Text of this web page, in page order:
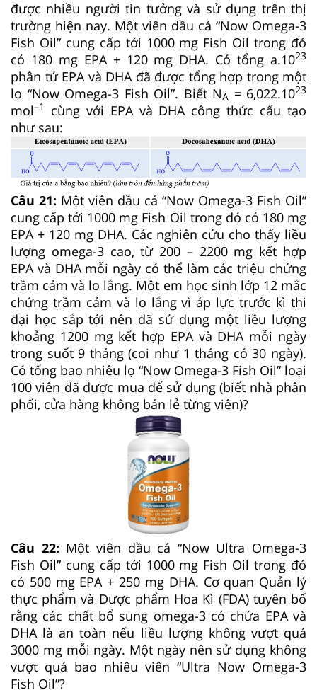
được nhiều người tin tưởng và sử dụng trên thị
trường hiện nay. Một viên dầu cá “Now Omega-3
Fish Oil” cung cấp tới 1000 mg Fish Oil trong đó
có 180 mg EPA + 120 mg DHA. Có tổng a.1023
phân tử EPA và DHA đã được tổng hợp trong một
lọ “Now Omega-3 Fish Oil”. Biết NA = 6,022.1023
mol–1
cùng với EPA và DHA công thức cấu tạo
như sau:
Câu 21: Một viên dầu cá “Now Omega-3 Fish Oil”
cung cấp tới 1000 mg Fish Oil trong đó có 180 mg
EPA + 120 mg DHA. Các nghiên cứu cho thấy liều
lượng omega-3 cao, từ 200 – 2200 mg kết hợp
EPA và DHA mỗi ngày có thể làm các triệu chứng
trầm cảm và lo lắng. Một em học sinh lớp 12 mắc
chứng trầm cảm và lo lắng vì áp lực trước kì thi
đại học sắp tới nên đã sử dụng một liều lượng
khoảng 1200 mg kết hợp EPA và DHA mỗi ngày
trong suốt 9 tháng (coi như 1 tháng có 30 ngày).
Có tổng bao nhiêu lọ “Now Omega-3 Fish Oil” loại
100 viên đã được mua để sử dụng (biết nhà phân
phối, cửa hàng không bán lẻ từng viên)?
Câu 22: Một viên dầu cá “Now Ultra Omega-3
Fish Oil” cung cấp tới 1000 mg Fish Oil trong đó
có 500 mg EPA + 250 mg DHA. Cơ quan Quản lý
thực phẩm và Dược phẩm Hoa Kì (FDA) tuyên bố
rằng các chất bổ sung omega-3 có chứa EPA và
DHA là an toàn nếu liều lượng không vượt quá
3000 mg mỗi ngày. Một ngày nên sử dụng không
vượt quá bao nhiêu viên “Ultra Now Omega-3
Fish Oil”?